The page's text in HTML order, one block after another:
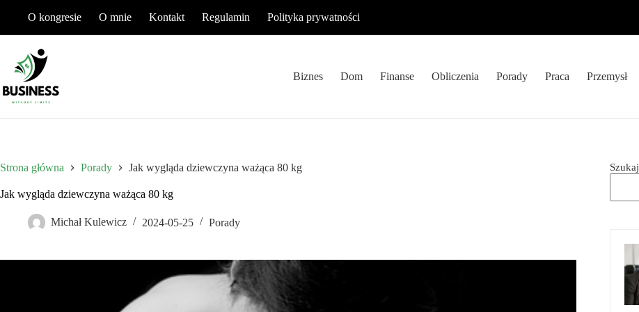
O kongresie O mnie Kontakt Regulamin Polityka prywatności
Biznes Dom Finanse Obliczenia Porady Praca Przemysł
Strona główna Porady Jak wygląda dziewczyna ważąca 80 kg
Jak wygląda dziewczyna ważąca 80 kg
Michał Kulewicz 2024-05-25 Porady
Szukaj